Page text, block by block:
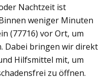
Nachtzeit ist
weniger Minuten
(77716) vor Ort, um
Dabei bringen wir direkt
Hilfsmittel mit, um
zu öffnen.